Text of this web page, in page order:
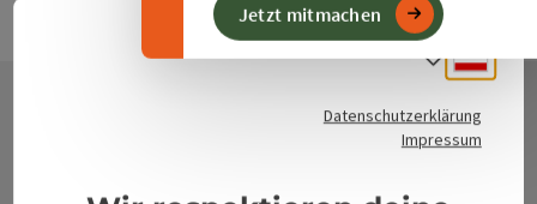
Jetzt mitmachen
Datenschutzerklärung
Impressum